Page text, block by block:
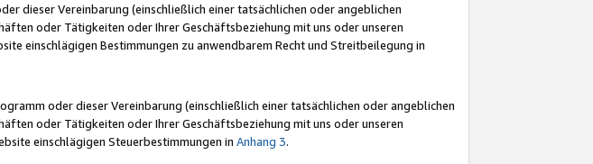
dieser Vereinbarung (einschließlich einer tatsächlichen oder angeblichen
oder Tätigkeiten oder Ihrer Geschäftsbeziehung mit uns oder unseren
einschlägigen Bestimmungen zu anwendbarem Recht und Streitbeilegung in
oder dieser Vereinbarung (einschließlich einer tatsächlichen oder angeblichen
oder Tätigkeiten oder Ihrer Geschäftsbeziehung mit uns oder unseren
einschlägigen Steuerbestimmungen in Anhang 3.